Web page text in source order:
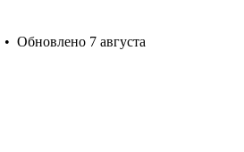
• Обновлено 7 августа